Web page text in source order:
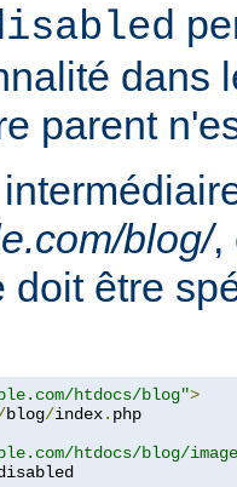
dans
parent
blog/,
doit être
htdocs/blog">
blog/index.
htdocs/blog/